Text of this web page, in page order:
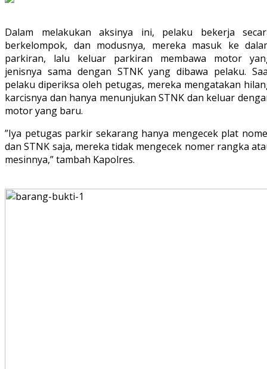
Dalam melakukan aksinya ini, pelaku bekerja
berkelompok, dan modusnya, mereka masuk ke
parkiran, lalu keluar parkiran membawa motor
jenisnya sama dengan STNK yang dibawa pelaku.
pelaku diperiksa oleh petugas, mereka mengatakan
karcisnya dan hanya menunjukan STNK dan keluar
motor yang baru.
”Iya petugas parkir sekarang hanya mengecek plat
dan STNK saja, mereka tidak mengecek nomer rangka
mesinnya,” tambah Kapolres.